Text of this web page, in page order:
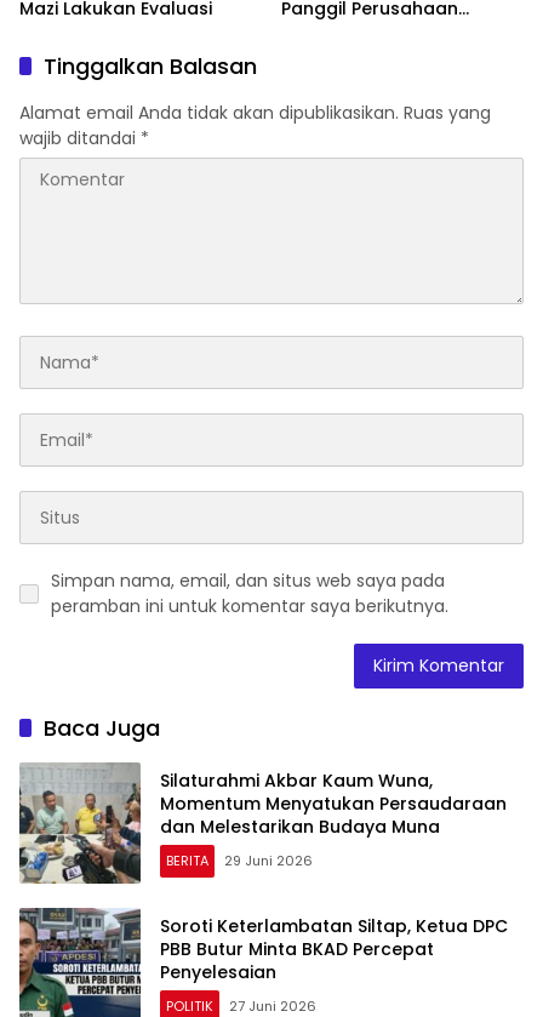
Mazi Lakukan Evaluasi
Panggil Perusahaan
Tinggalkan Balasan
Alamat email Anda tidak akan dipublikasikan. Ruas yang
wajib ditandai *
Simpan nama, email, dan situs web saya pada
peramban ini untuk komentar saya berikutnya.
Baca Juga
Silaturahmi Akbar Kaum Wuna,
Momentum Menyatukan Persaudaraan
dan Melestarikan Budaya Muna
BERITA 29 Juni 2026
Soroti Keterlambatan Siltap, Ketua DPC
PBB Butur Minta BKAD Percepat
Penyelesaian
POLITIK 27 Juni 2026